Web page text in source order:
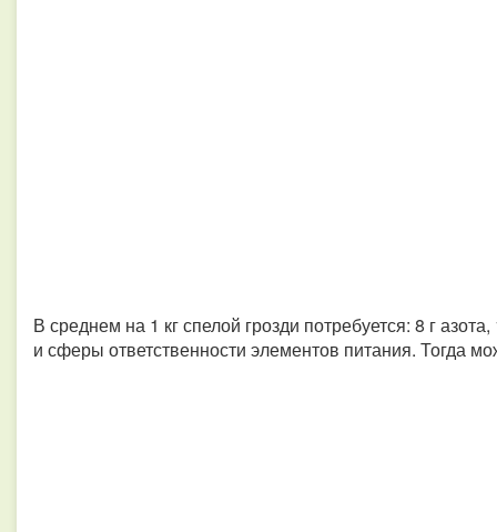
В среднем на 1 кг спелой грозди потребуется: 8 г
и сферы ответственности элементов питания. Тогда